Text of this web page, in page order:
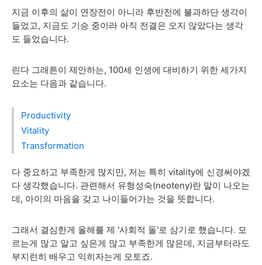
지금 이후의 삶이 연장전이 아니라 후반전에 불과하단 생각이
들었고, 지금도 기승 중이라 아직 전결은 오지 않았다는 생각
도 들었습니다.
린다 그래튼이 제안하는, 100세 인생에 대비하기 위한 세가지
요소는 다음과 같습니다.
Productivity
Vitality
Transformation
다 중요하고 부족한게 많지만, 저는 특히 vitality에 신경써야겠
다 생각했습니다. 관련해서 유형성숙(neoteny)란 말이 나오는
데, 아이의 마음을 갖고 나이들어가는 것을 뜻합니다.
그래서 결심한게 올해를 제 '사회적 돌'로 삼기로 했습니다. 모
르는게 많고 알고 싶은게 많고 부족한게 많은데, 지금부터라도
부지런히 배우고 익히자는게 모토죠.